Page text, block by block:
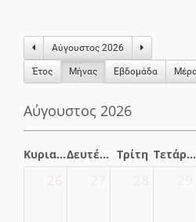
Αύγουστος 2026
Έτος Μήνας Eβδομάδα
Αύγουστος 2026
Κυριακή Δευτέρα Τρίτη Τετάρτη
26